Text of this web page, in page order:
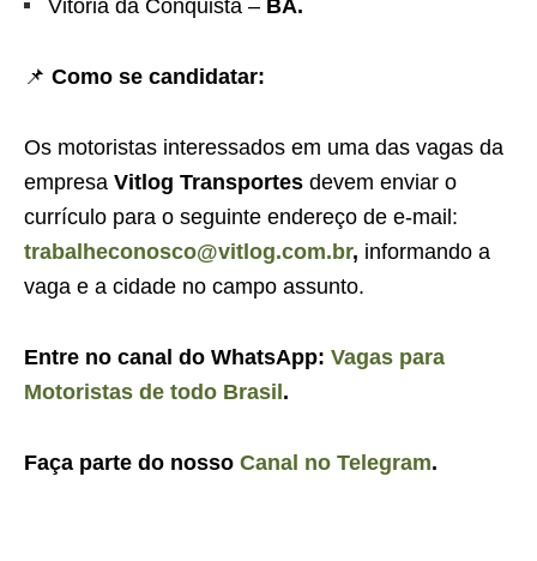
Vitória da Conquista – BA.
📌 Como se candidatar:
Os motoristas interessados em uma das vagas da
empresa Vitlog Transportes devem enviar o
currículo para o seguinte endereço de e-mail:
trabalheconosco@vitlog.com.br, informando a
vaga e a cidade no campo assunto.
Entre no canal do WhatsApp: Vagas para
Motoristas de todo Brasil .
Faça parte do nosso Canal no Telegram.